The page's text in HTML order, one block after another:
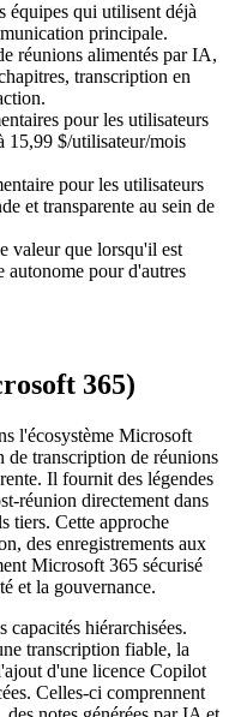
équipes qui utilisent déjà
principale.
réunions alimentés par IA,
transcription en
pour les utilisateurs
15,99 $/utilisateur/mois
pour les utilisateurs
et transparente au sein de
valeur que lorsqu'il est
autonome pour d'autres
365)
l'écosystème Microsoft
transcription de réunions
Il fournit des légendes
réunion directement dans
tiers. Cette approche
des enregistrements aux
Microsoft 365 sécurisé
et la gouvernance.
capacités hiérarchisées.
transcription fiable, la
d'une licence Copilot
Celles-ci comprennent